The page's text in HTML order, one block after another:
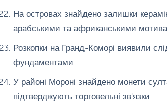
На островах знайдено залишки
арабськими та африканськими
Розкопки на Гранд-Коморі виявили
фундаментами.
У районі Мороні знайдено монети
підтверджують торговельні зв'язки.